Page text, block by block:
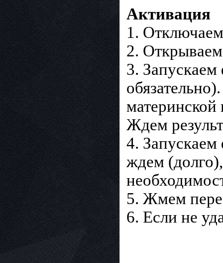
Активация
1.
2.
3.
Ждем
4.
ждем
5. Жмем
6. Если не